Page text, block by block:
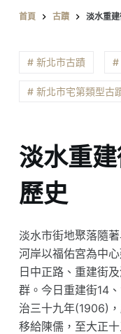
首頁 古蹟 淡水重
# 新北市古蹟 #
# 新北市宅第類型古
淡水重
歷史
淡水市街地聚落隨
河岸以福佑宮為中
日中正路、重建街
群。今日重建街14
治三十九年(1906)
移給陳儒，至大正